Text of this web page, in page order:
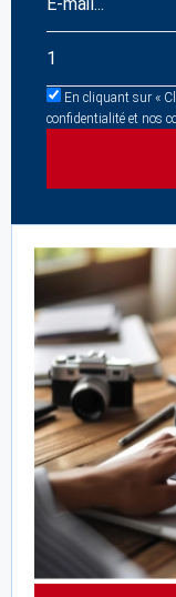
En cliquant sur «
confidentialité et nos